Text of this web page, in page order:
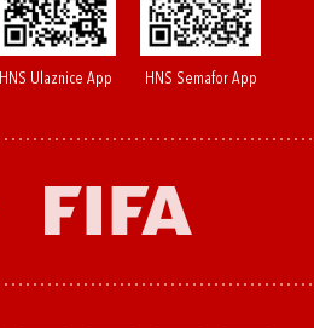
HNS Ulaznice App HNS Semafor App